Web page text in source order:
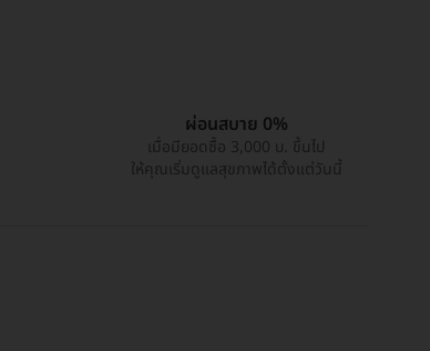
ผ่อนสบาย 0%
เมื่อมียอดซื้อ 3,000 บ. ขึ้นไป
ให้คุณเริ่มดูแลสุขภาพได้ตั้งแต่วันนี้